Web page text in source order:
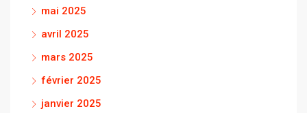
mai 2025
avril 2025
mars 2025
février 2025
janvier 2025